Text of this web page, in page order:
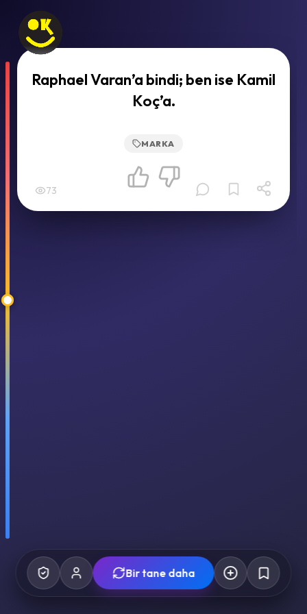
Raphael Varan’a bindi; ben ise Kamil
Koç’a.
MARKA
73
Bir tane daha